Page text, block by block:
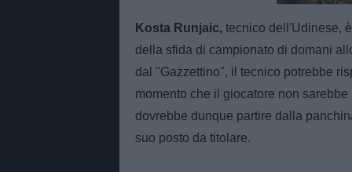
Kosta Runjaic, tecnico dell'Udinese,
della sfida di campionato di domani
dal "Gazzettino", il tecnico potrebbe
momento che il giocatore non
dovrebbe dunque partire dalla
suo posto da titolare.